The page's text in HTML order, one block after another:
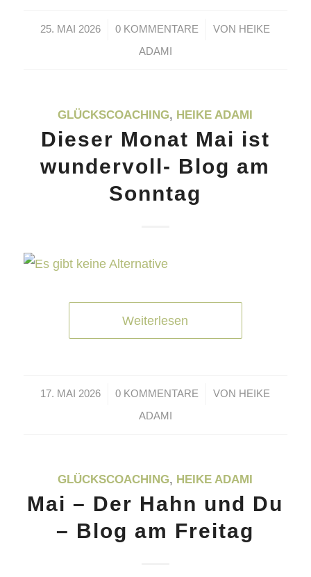
25. MAI 2026
/ 0 KOMMENTARE
/ VON HEIKE
ADAMI
GLÜCKSCOACHING, HEIKE ADAMI
Dieser Monat Mai ist
wundervoll- Blog am
Sonntag
Weiterlesen
17. MAI 2026
/ 0 KOMMENTARE
/ VON HEIKE
ADAMI
GLÜCKSCOACHING, HEIKE ADAMI
Mai – Der Hahn und Du
– Blog am Freitag